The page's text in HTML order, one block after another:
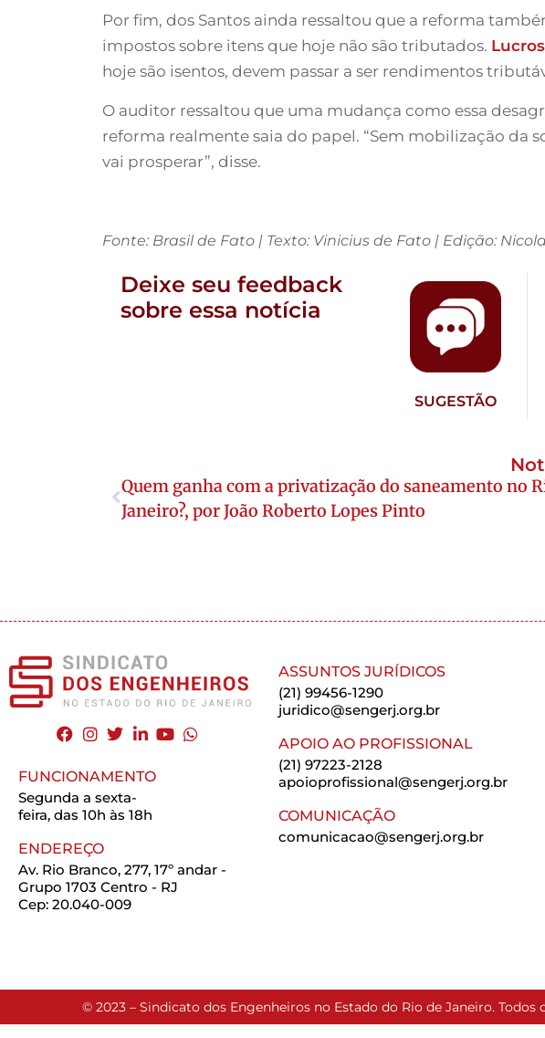
Por fim, dos Santos ainda ressaltou que a reforma
impostos sobre itens que hoje não são tributados.
hoje são isentos, devem passar a ser rendimentos
O auditor ressaltou que uma mudança como essa
reforma realmente saia do papel. “Sem mobilização
vai prosperar”, disse.
Fonte: Brasil de Fato | Texto: Vinicius de Fato | Edição:
Deixe seu feedback
sobre essa notícia
SUGESTÃO
Quem ganha com a privatização do saneamento no
Janeiro?, por João Roberto Lopes Pinto
FUNCIONAMENTO
Segunda a sexta-
feira, das 10h às 18h
ENDEREÇO
Av. Rio Branco, 277, 17º andar -
Grupo 1703 Centro - RJ
Cep: 20.040-009
ASSUNTOS JURÍDICOS
(21) 99456-1290
juridico@sengerj.org.br
APOIO AO PROFISSIONAL
(21) 97223-2128
apoioprofissional@sengerj.org.br
COMUNICAÇÃO
comunicacao@sengerj.org.br
© 2023 – Sindicato dos Engenheiros no Estado do Rio de Janeiro.